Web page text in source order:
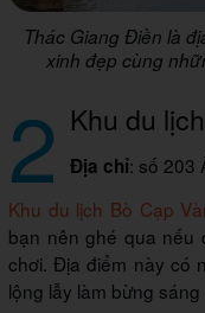
Thác Giang Điền là
xinh đẹp cùng
2 Khu du
Địa chỉ: số 203
Khu du lịch Bò Cạp
bạn nên ghé qua nếu
chơi. Địa điểm này có
lộng lẫy làm bừng